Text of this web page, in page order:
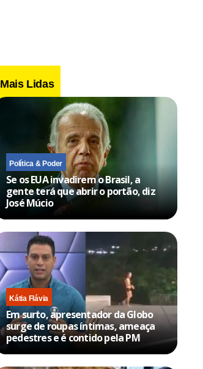
Mais Lidas
Política & Poder
Se os EUA invadirem o Brasil, a
gente terá que abrir o portão, diz
José Múcio
Kátia Flávia
Em surto, apresentador da Globo
surge de roupas íntimas, ameaça
pedestres e é contido pela PM